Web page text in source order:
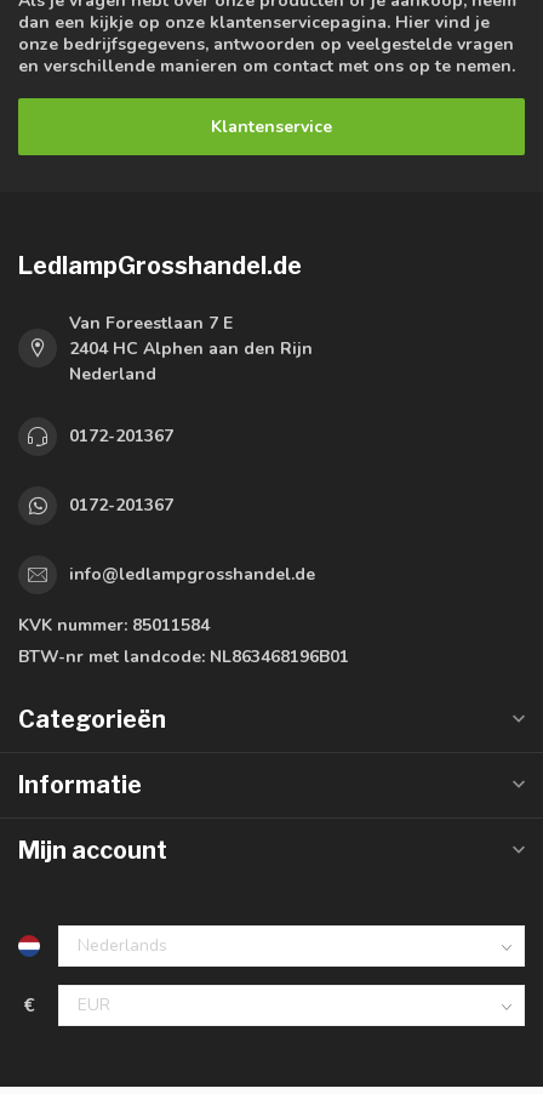
dan een kijkje op onze klantenservicepagina. Hier vind je
onze bedrijfsgegevens, antwoorden op veelgestelde vragen
en verschillende manieren om contact met ons op te nemen.
Klantenservice
LedlampGrosshandel.de
Van Foreestlaan 7 E
2404 HC Alphen aan den Rijn
Nederland
0172-201367
0172-201367
info@ledlampgrosshandel.de
KVK nummer: 85011584
BTW-nr met landcode: NL863468196B01
Categorieën
Informatie
Mijn account
€